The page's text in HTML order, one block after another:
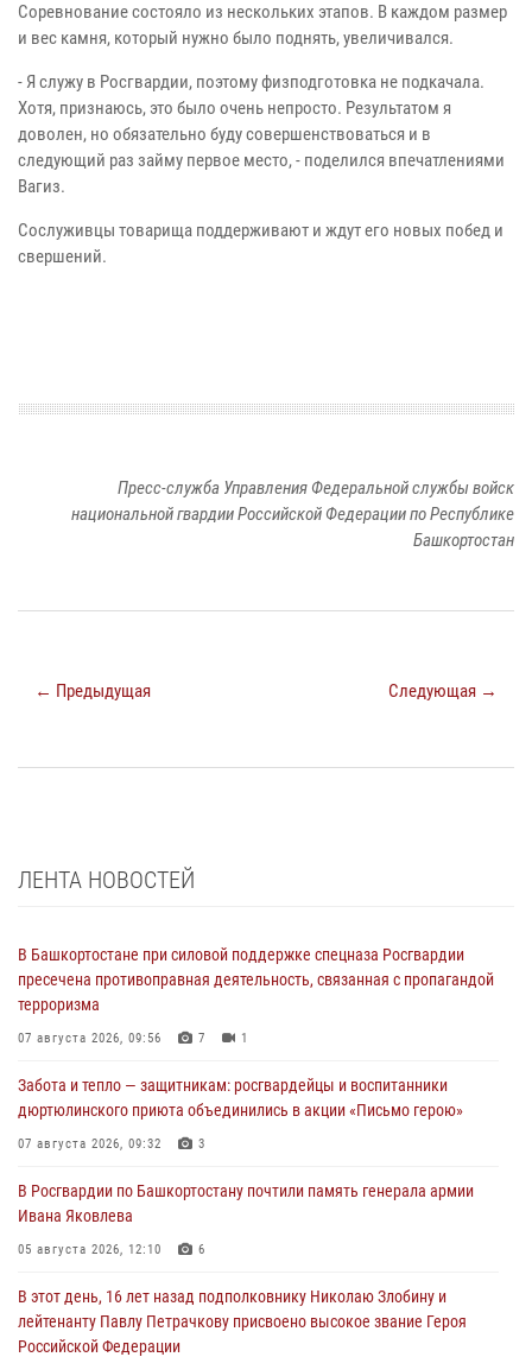
Соревнование состояло из нескольких этапов. В каждом размер
и вес камня, который нужно было поднять, увеличивался.
- Я служу в Росгвардии, поэтому физподготовка не подкачала.
Хотя, признаюсь, это было очень непросто. Результатом я
доволен, но обязательно буду совершенствоваться и в
следующий раз займу первое место, - поделился впечатлениями
Вагиз.
Сослуживцы товарища поддерживают и ждут его новых побед и
свершений.
Пресс-служба Управления Федеральной службы войск
национальной гвардии Российской Федерации по Республике
Башкортостан
← Предыдущая Следующая →
ЛЕНТА НОВОСТЕЙ
В Башкортостане при силовой поддержке спецназа Росгвардии
пресечена противоправная деятельность, связанная с пропагандой
терроризма
07 августа 2026, 09:56 7 1
Забота и тепло — защитникам: росгвардейцы и воспитанники
дюртюлинского приюта объединились в акции «Письмо герою»
07 августа 2026, 09:32 3
В Росгвардии по Башкортостану почтили память генерала армии
Ивана Яковлева
05 августа 2026, 12:10 6
В этот день, 16 лет назад подполковнику Николаю Злобину и
лейтенанту Павлу Петрачкову присвоено высокое звание Героя
Российской Федерации